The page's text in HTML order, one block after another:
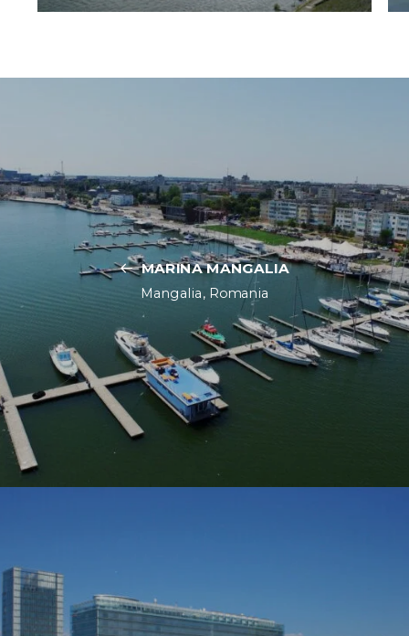
MARINA MANGALIA
Mangalia, Romania